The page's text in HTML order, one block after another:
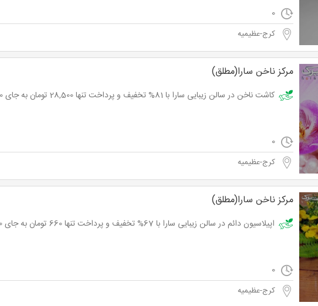
0
کرج-عظیمیه
مرکز ناخن سارا(مطلق)
کاشت ناخن در سالن زیبایی سارا با 81% تخفیف و پرداخت تنها 28,500 تومان به جای 150,000 تومان
0
کرج-عظیمیه
مرکز ناخن سارا(مطلق)
اپیلاسیون دائم در سالن زیبایی سارا با 67% تخفیف و پرداخت تنها 660 تومان به جای 2,000 تومان
0
کرج-عظیمیه